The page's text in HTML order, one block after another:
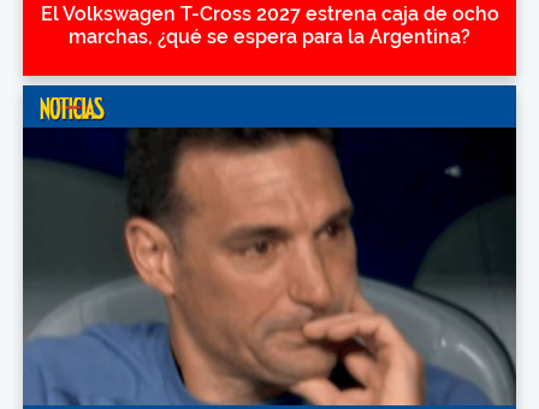
El Volkswagen T-Cross 2027 estrena caja de ocho
marchas, ¿qué se espera para la Argentina?